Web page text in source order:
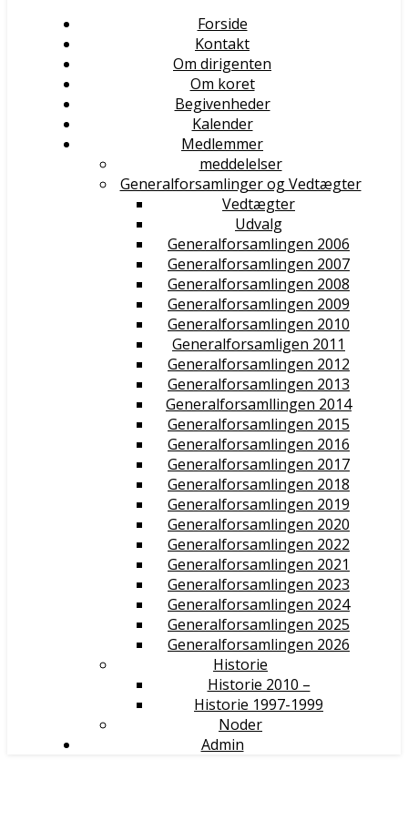
Forside
Kontakt
Om dirigenten
Om koret
Begivenheder
Kalender
Medlemmer
meddelelser
Generalforsamlinger og Vedtægter
Vedtægter
Udvalg
Generalforsamlingen 2006
Generalforsamlingen 2007
Generalforsamlingen 2008
Generalforsamlingen 2009
Generalforsamlingen 2010
Generalforsamligen 2011
Generalforsamlingen 2012
Generalforsamlingen 2013
Generalforsamllingen 2014
Generalforsamlingen 2015
Generalforsamlingen 2016
Generalforsamlingen 2017
Generalforsamlingen 2018
Generalforsamlingen 2019
Generalforsamlingen 2020
Generalforsamlingen 2022
Generalforsamlingen 2021
Generalforsamlingen 2023
Generalforsamlingen 2024
Generalforsamlingen 2025
Generalforsamlingen 2026
Historie
Historie 2010 –
Historie 1997-1999
Noder
Admin